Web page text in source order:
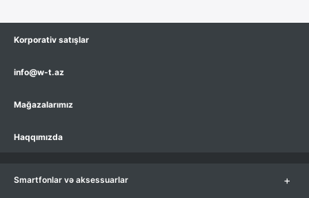
Korporativ satışlar
info@w-t.az
Mağazalarımız
Haqqımızda
Smartfonlar və aksessuarlar +